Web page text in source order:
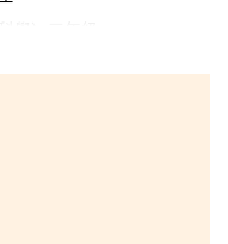
學）三年級
的知識，更給了我
上課汲取新知識。
升學講座，指導學
項，給予同學充足